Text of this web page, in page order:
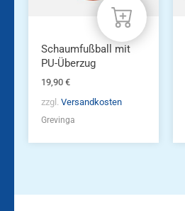
Schaumfußball mit
PU-Überzug
19,90 €
zzgl. Versandkosten
Grevinga